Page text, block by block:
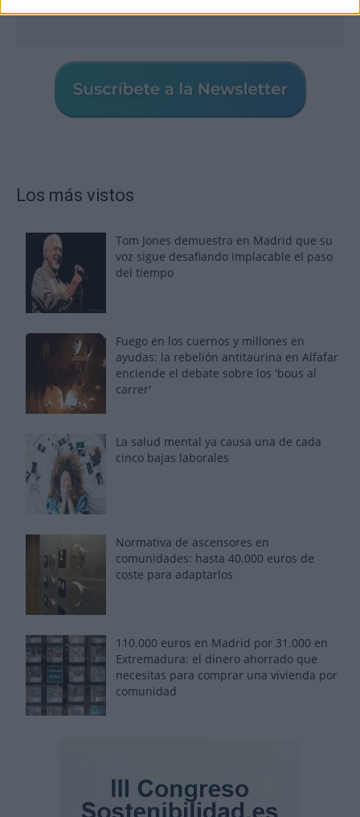
Los más vistos
Tom Jones demuestra en Madrid que su
voz sigue desafiando implacable el paso
del tiempo
Fuego en los cuernos y millones en
ayudas: la rebelión antitaurina en Alfafar
enciende el debate sobre los 'bous al
carrer'
La salud mental ya causa una de cada
cinco bajas laborales
Normativa de ascensores en
comunidades: hasta 40.000 euros de
coste para adaptarlos
110.000 euros en Madrid por 31.000 en
Extremadura: el dinero ahorrado que
necesitas para comprar una vivienda por
comunidad